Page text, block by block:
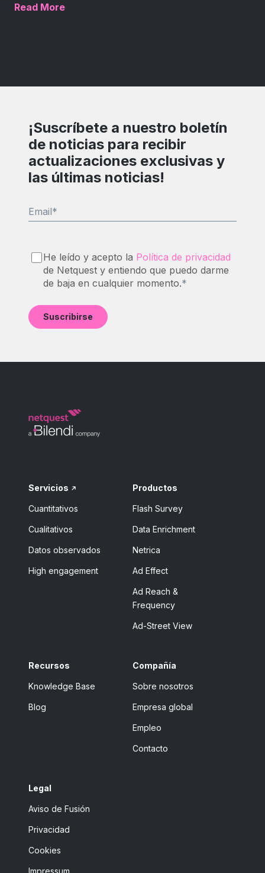
Read More
¡Suscríbete a nuestro boletín
de noticias para recibir
actualizaciones exclusivas y
las últimas noticias!
Email*
He leído y acepto la Política de privacidad
de Netquest y entiendo que puedo darme
de baja en cualquier momento.*
Servicios
Cuantitativos
Cualitativos
Datos observados
High engagement
Productos
Flash Survey
Data Enrichment
Netrica
Ad Effect
Ad Reach &
Frequency
Ad-Street View
Recursos
Knowledge Base
Blog
Compañía
Sobre nosotros
Empresa global
Empleo
Contacto
Legal
Aviso de Fusión
Privacidad
Cookies
Impressum